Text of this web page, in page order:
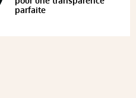
parfaite